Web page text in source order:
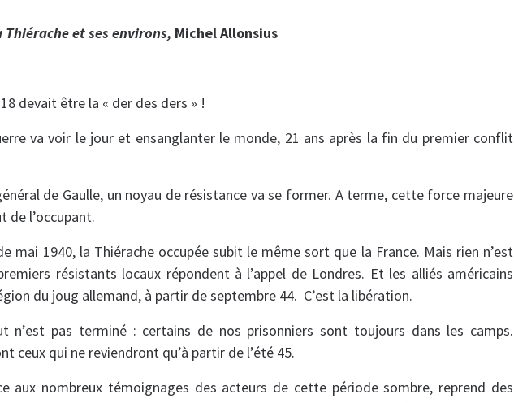
Thiérache et ses environs, Michel Allonsius
devait être la « der des ders » !
va voir le jour et ensanglanter le monde, 21 ans après la fin du premier conflit
de Gaulle, un noyau de résistance va se former. A terme, cette force majeure
de l’occupant.
mai 1940, la Thiérache occupée subit le même sort que la France. Mais rien n’est
résistants locaux répondent à l’appel de Londres. Et les alliés américains
du joug allemand, à partir de septembre 44. C’est la libération.
n’est pas terminé : certains de nos prisonniers sont toujours dans les camps.
ceux qui ne reviendront qu’à partir de l’été 45.
aux nombreux témoignages des acteurs de cette période sombre, reprend des